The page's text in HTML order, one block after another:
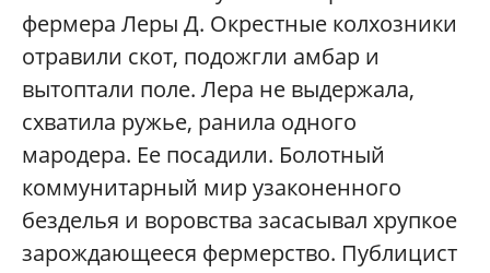
фермера Леры Д. Окрестные колхозники
отравили скот, подожгли амбар и
вытоптали поле. Лера не выдержала,
схватила ружье, ранила одного
мародера. Ее посадили. Болотный
коммунитарный мир узаконенного
безделья и воровства засасывал хрупкое
зарождающееся фермерство. Публицист